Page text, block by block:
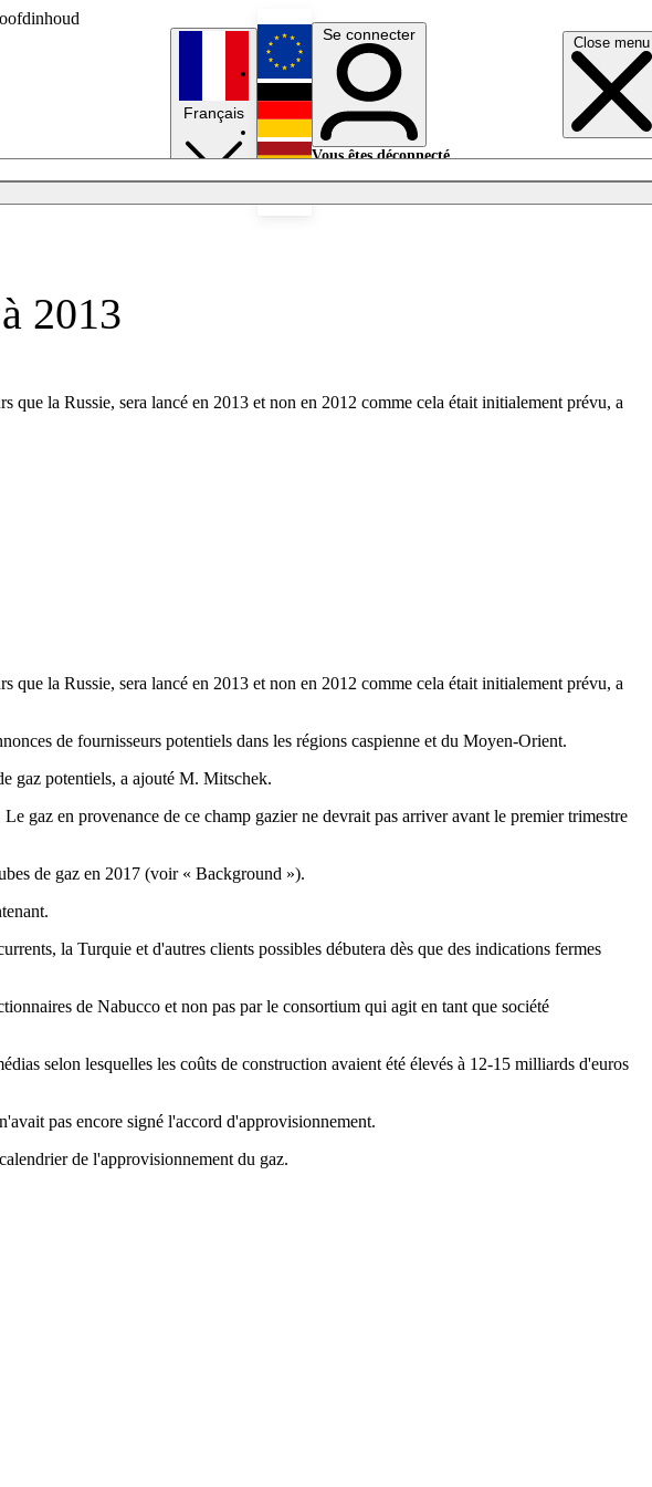
Close menu
Français
English
Deutsch
Se connecter
Vous êtes déconnecté.
2013
la Russie, sera lancé en 2013 et non en 2012 comme cela était initialement prévu, a
la Russie, sera lancé en 2013 et non en 2012 comme cela était initialement prévu, a
de fournisseurs potentiels dans les régions caspienne et du Moyen-Orient.
gaz potentiels, a ajouté M. Mitschek.
gaz en provenance de ce champ gazier ne devrait pas arriver avant le premier trimestre
de gaz en 2017 (voir « Background »).
la Turquie et d'autres clients possibles débutera dès que des indications fermes
de Nabucco et non pas par le consortium qui agit en tant que société
selon lesquelles les coûts de construction avaient été élevés à 12-15 milliards d'euros
pas encore signé l'accord d'approvisionnement.
de l'approvisionnement du gaz.